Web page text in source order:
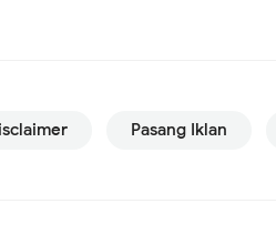
Pasang Iklan